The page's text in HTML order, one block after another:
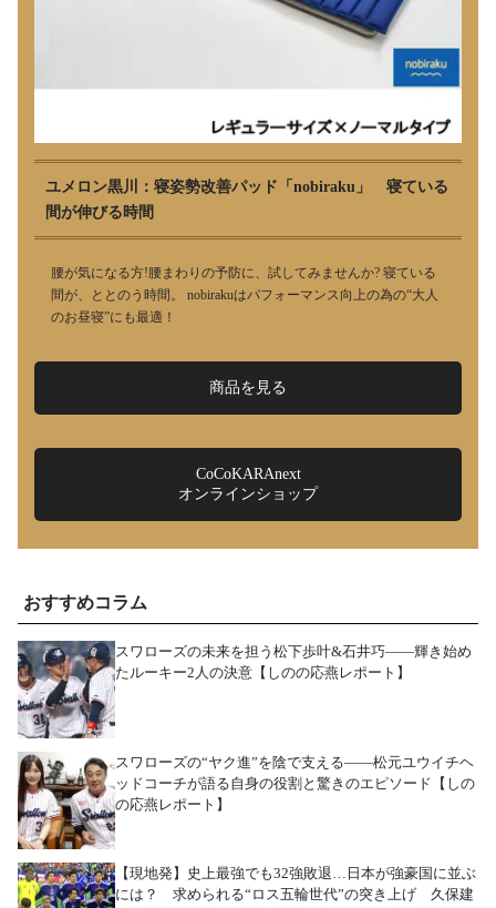
ユメロン黒川：寝姿勢改善パッド「nobiraku」 寝ている
間が伸びる時間
腰が気になる方!腰まわりの予防に、試してみませんか? 寝ている
間が、ととのう時間。 nobirakuはパフォーマンス向上の為の“大人
のお昼寝”にも最適！
商品を見る
CoCoKARAnext
オンラインショップ
おすすめコラム
スワローズの未来を担う松下歩叶&石井巧――輝き始め
たルーキー2人の決意【しのの応燕レポート】
スワローズの“ヤク進”を陰で支える――松元ユウイチヘ
ッドコーチが語る自身の役割と驚きのエピソード【しの
の応燕レポート】
【現地発】史上最強でも32強敗退…日本が強豪国に並ぶ
には？ 求められる“ロス五輪世代”の突き上げ 久保建